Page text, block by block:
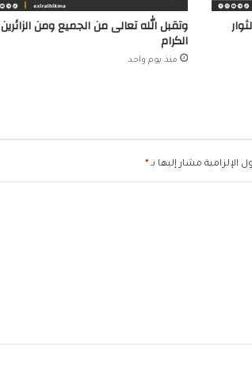
وتقبل الله تعالى من الجميع ومن الزائرين
الكرام
منذ يوم واحد
الإلزامية مشار إليها بـ *